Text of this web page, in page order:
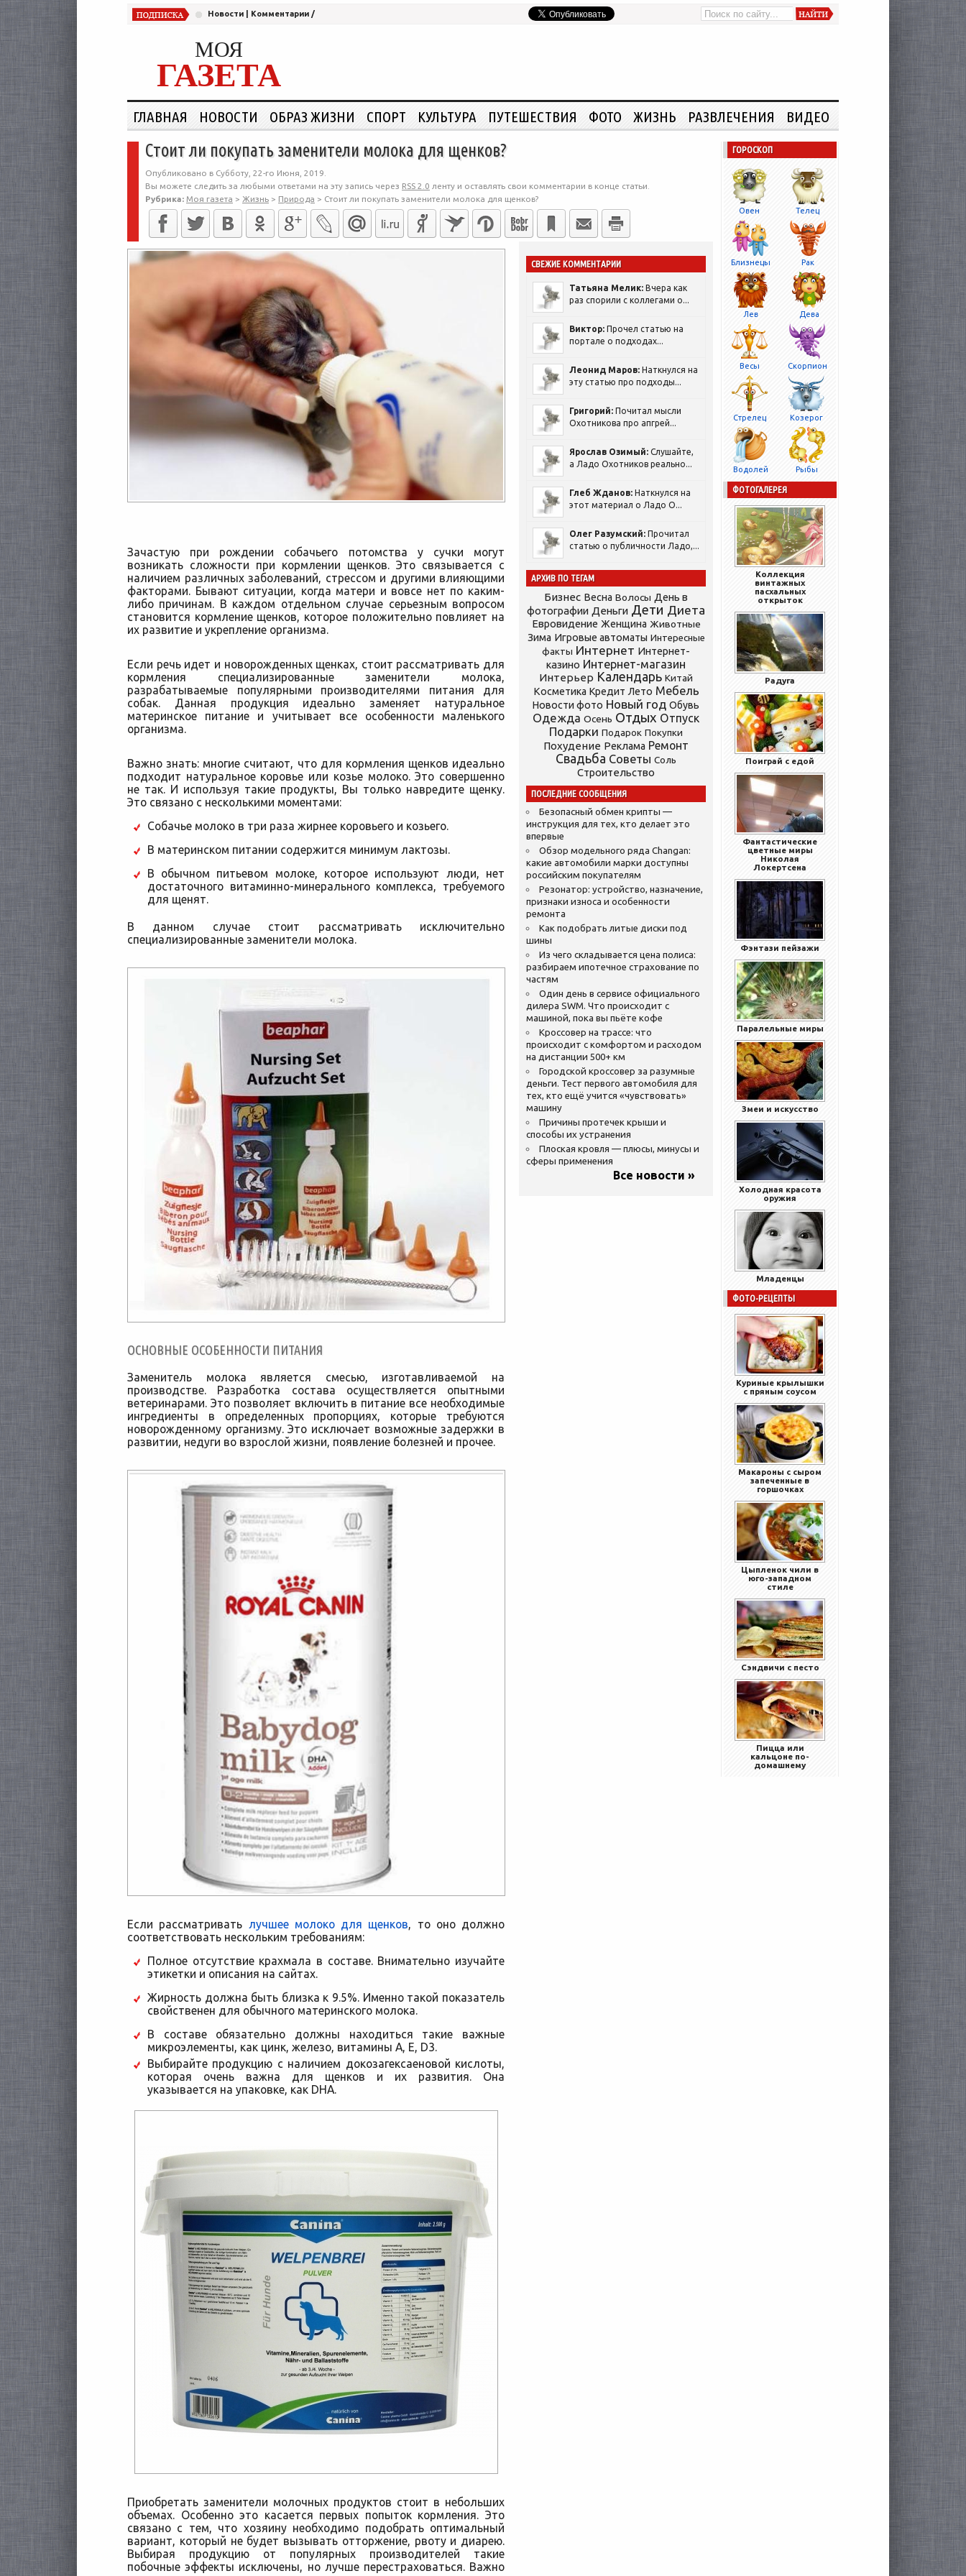
Новости Комментарии /
МОЯ
ГАЗЕТА
ГЛАВНАЯ НОВОСТИ ОБРАЗ ЖИЗНИ СПОРТ КУЛЬТУРА ПУТЕШЕСТВИЯ ФОТО ЖИЗНЬ РАЗВЛЕЧЕНИЯ ВИДЕО
Стоит ли покупать заменители молока для щенков?
Опубликовано в Субботу, 22-го Июня, 2019.
Вы можете следить за любыми ответами на эту запись через RSS 2.0 ленту и оставлять свои комментарии в конце статьи.
Рубрика: Моя газета > Жизнь > Природа > Стоит ли покупать заменители молока для щенков?
Зачастую при рождении собачьего потомства у сучки могут
возникать сложности при кормлении щенков. Это связывается с
наличием различных заболеваний, стрессом и другими влияющими
факторами. Бывают ситуации, когда матери и вовсе нет по каким-
либо причинам. В каждом отдельном случае серьезным вопросом
становится кормление щенков, которое положительно повлияет на
их развитие и укрепление организма.
Если речь идет и новорожденных щенках, стоит рассматривать для
кормления специализированные заменители молока,
разрабатываемые популярными производителями питания для
собак. Данная продукция идеально заменяет натуральное
материнское питание и учитывает все особенности маленького
организма.
Важно знать: многие считают, что для кормления щенков идеально
подходит натуральное коровье или козье молоко. Это совершенно
не так. И используя такие продукты, Вы только навредите щенку.
Это связано с несколькими моментами:
Собачье молоко в три раза жирнее коровьего и козьего.
В материнском питании содержится минимум лактозы.
В обычном питьевом молоке, которое используют люди, нет
достаточного витаминно-минерального комплекса, требуемого
для щенят.
В данном случае стоит рассматривать исключительно
специализированные заменители молока.
ОСНОВНЫЕ ОСОБЕННОСТИ ПИТАНИЯ
Заменитель молока является смесью, изготавливаемой на
производстве. Разработка состава осуществляется опытными
ветеринарами. Это позволяет включить в питание все необходимые
ингредиенты в определенных пропорциях, которые требуются
новорожденному организму. Это исключает возможные задержки в
развитии, недуги во взрослой жизни, появление болезней и прочее.
Если рассматривать лучшее молоко для щенков, то оно должно
соответствовать нескольким требованиям:
Полное отсутствие крахмала в составе. Внимательно изучайте
этикетки и описания на сайтах.
Жирность должна быть близка к 9.5%. Именно такой показатель
свойственен для обычного материнского молока.
В составе обязательно должны находиться такие важные
микроэлементы, как цинк, железо, витамины A, E, D3.
Выбирайте продукцию с наличием докозагексаеновой кислоты,
которая очень важна для щенков и их развития. Она
указывается на упаковке, как DHA.
Приобретать заменители молочных продуктов стоит в небольших
объемах. Особенно это касается первых попыток кормления. Это
связано с тем, что хозяину необходимо подобрать оптимальный
вариант, который не будет вызывать отторжение, рвоту и диарею.
Выбирая продукцию от популярных производителей такие
побочные эффекты исключены, но лучше перестраховаться. Важно
СВЕЖИЕ КОММЕНТАРИИ
Татьяна Мелик: Вчера как
раз спорили с коллегами о...
Виктор: Прочел статью на
портале о подходах...
Леонид Маров: Наткнулся на
эту статью про подходы...
Григорий: Почитал мысли
Охотникова про апгрей...
Ярослав Озимый: Слушайте,
а Ладо Охотников реально...
Глеб Жданов: Наткнулся на
этот материал о Ладо О...
Олег Разумский: Прочитал
статью о публичности Ладо,...
АРХИВ ПО ТЕГАМ
Бизнес Весна Волосы День в
фотографии Деньги Дети Диета
Евровидение Женщина Животные
Зима Игровые автоматы Интересные
факты Интернет Интернет-
казино Интернет-магазин
Интерьер Календарь Китай
Косметика Кредит Лето Мебель
Новости фото Новый год Обувь
Одежда Осень Отдых Отпуск
Подарки Подарок Покупки
Похудение Реклама Ремонт
Свадьба Советы Соль
Строительство
ПОСЛЕДНИЕ СООБЩЕНИЯ
Безопасный обмен крипты —
инструкция для тех, кто делает это
впервые
Обзор модельного ряда Changan:
какие автомобили марки доступны
российским покупателям
Резонатор: устройство, назначение,
признаки износа и особенности
ремонта
Как подобрать литые диски под
шины
Из чего складывается цена полиса:
разбираем ипотечное страхование по
частям
Один день в сервисе официального
дилера SWM. Что происходит с
машиной, пока вы пьёте кофе
Кроссовер на трассе: что
происходит с комфортом и расходом
на дистанции 500+ км
Городской кроссовер за разумные
деньги. Тест первого автомобиля для
тех, кто ещё учится «чувствовать»
машину
Причины протечек крыши и
способы их устранения
Плоская кровля — плюсы, минусы и
сферы применения
Все новости »
ГОРОСКОП
Овен Телец
Близнецы Рак
Лев Дева
Весы Скорпион
Стрелец Козерог
Водолей Рыбы
ФОТОГАЛЕРЕЯ
Коллекция
винтажных
пасхальных
открыток
Радуга
Поиграй с едой
Фантастические
цветные миры
Николая
Локертсена
Фэнтази пейзажи
Паралельные миры
Змеи и искусство
Холодная красота
оружия
Младенцы
ФОТО-РЕЦЕПТЫ
Куриные крылышки
с пряным соусом
Макароны с сыром
запеченные в
горшочках
Цыпленок чили в
юго-западном
стиле
Сэндвичи с песто
Пицца или
кальцоне по-
домашнему